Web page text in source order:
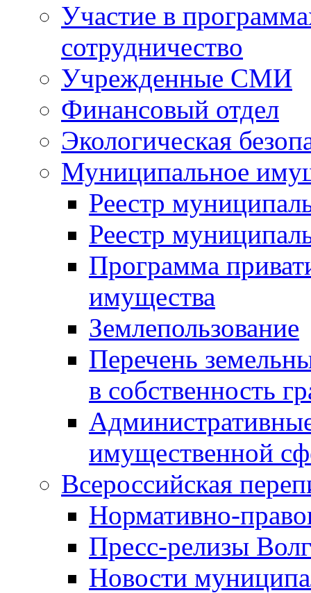
Участие в
сотрудничество
Учрежденные СМИ
Финансовый отдел
Экологическая
Муниципальное
Реестр
Реестр
Программа
имущества
Землепользование
Перечень
в собственность
имущественной
Всероссийская
Нормативно-
Пресс-релизы
Новости